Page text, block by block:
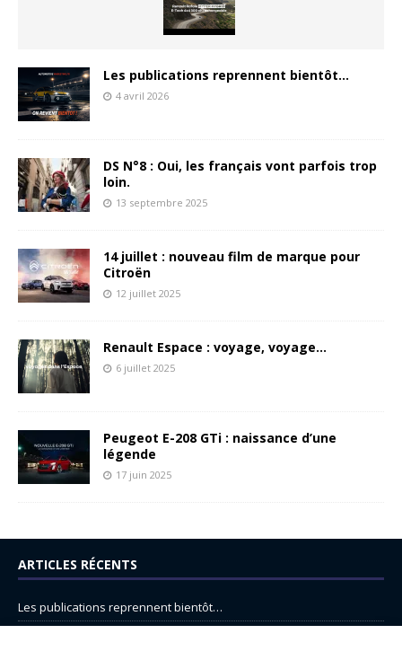
Les publications reprennent bientôt…
4 avril 2026
DS N°8 : Oui, les français vont parfois trop
loin.
13 septembre 2025
14 juillet : nouveau film de marque pour
Citroën
12 juillet 2025
Renault Espace : voyage, voyage…
6 juillet 2025
Peugeot E-208 GTi : naissance d’une
légende
17 juin 2025
ARTICLES RÉCENTS
Les publications reprennent bientôt…